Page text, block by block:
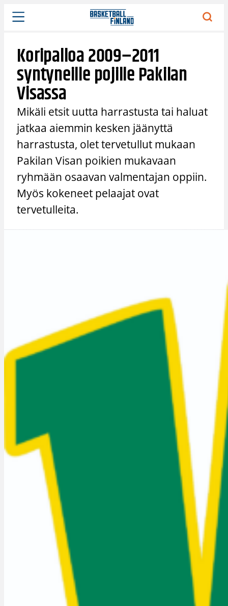
Siirry
sisältöön
Koripalloa 2009–2011
syntyneille pojille Pakilan
Visassa
Mikäli etsit uutta harrastusta tai haluat
jatkaa aiemmin kesken jäänyttä
harrastusta, olet tervetullut mukaan
Pakilan Visan poikien mukavaan
ryhmään osaavan valmentajan oppiin.
Myös kokeneet pelaajat ovat
tervetulleita.